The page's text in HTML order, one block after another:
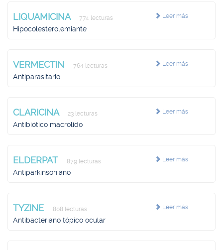
Leer más
LIQUAMICINA 774 lecturas
Hipocolesterolemiante
Leer más
VERMECTIN 764 lecturas
Antiparasitario
Leer más
CLARICINA 23 lecturas
Antibiótico macrólido
Leer más
ELDERPAT 879 lecturas
Antiparkinsoniano
Leer más
TYZINE 808 lecturas
Antibacteriano tópico ocular